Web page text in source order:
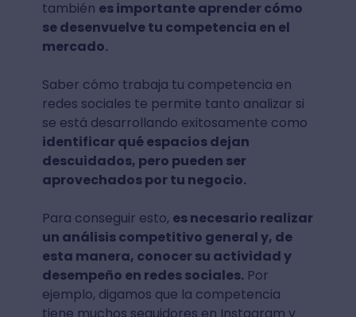
también es importante aprender cómo
se desenvuelve tu competencia en el
mercado.
Saber cómo trabaja tu competencia en
redes sociales te permite tanto analizar si
se está desarrollando exitosamente como
identificar qué espacios dejan
descuidados, pero pueden ser
aprovechados por tu negocio.
Para conseguir esto, es necesario realizar
un análisis competitivo general y, de
esta manera, conocer su actividad y
desempeño en redes sociales.Por
ejemplo, digamos que la competencia